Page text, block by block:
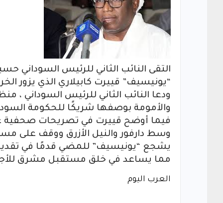
التقى النائب الثاني للرئيس السوداني
“يونيسيف” قييرت كابيلاري الذي يزور
ودعا النائب الثاني للرئيس السوداني
والأمومة بوصفها شريكًا للحكومة
فيما أوضح قييرت في تصريحات صحفية عقب
وسط دارفور والنيل الأزرق ووقف على
يشجع “يونيسيف” للمضي قدمًا في
مما يساعد في خلق مستقبل مشرق
العرب اليوم